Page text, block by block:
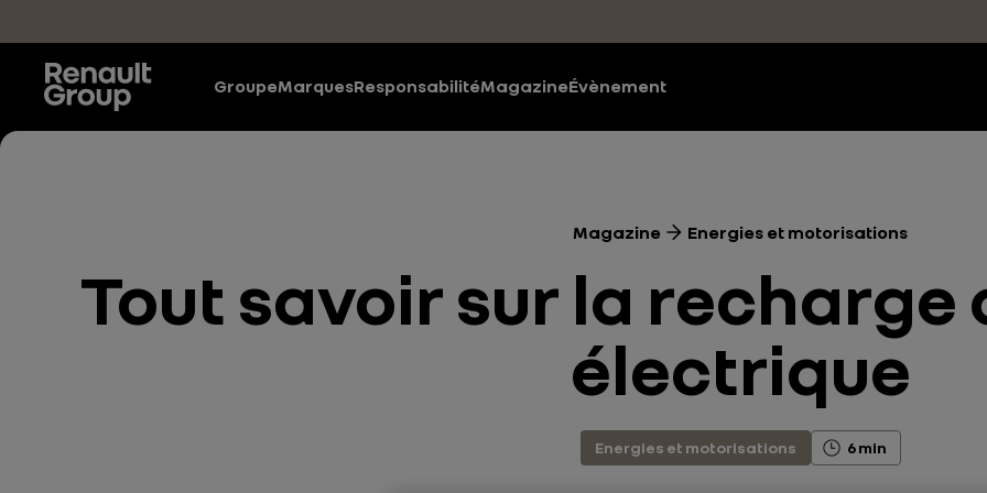
GroupeMarquesResponsabilitéMagazineÉvènement
Magazine Energies et motorisations
Tout savoir sur la recharge
électrique
Energies et motorisations 6 min